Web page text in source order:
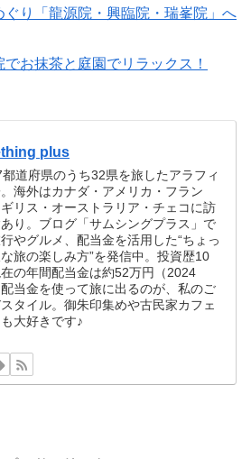
ぐり「龍源院・興臨院・瑞峯院」へ
お抹茶と庭園でリラックス！
plus
道府県のうち32県を旅したアラフィ
海外はカナダ・アメリカ・フラン
リス・オーストラリア・チェコに訪
り。ブログ「サムシングプラス」で
やグルメ、配当金を活用した“ちょっ
旅の楽しみ方”を発信中。投資歴10
の年間配当金は約52万円（2024
当金を使って旅に出るのが、私のご
タイル。御朱印集めや古民家カフェ
大好きです♪